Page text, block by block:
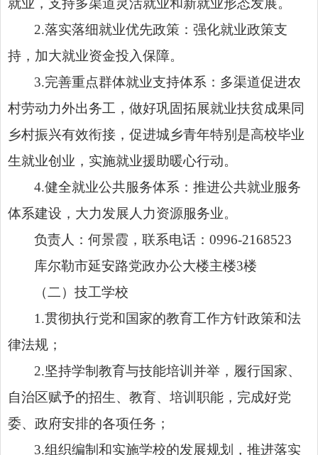
2.落实落细就业优先政策：强化就业政策支
持，加大就业资金投入保障。
3.完善重点群体就业支持体系：多渠道促进农
村劳动力外出务工，做好巩固拓展就业扶贫成果同
乡村振兴有效衔接，促进城乡青年特别是高校毕业
生就业创业，实施就业援助暖心行动。
4.健全就业公共服务体系：推进公共就业服务
体系建设，大力发展人力资源服务业。
负责人：何景霞，联系电话：0996-2168523
库尔勒市延安路党政办公大楼主楼3楼
（二）技工学校
1.贯彻执行党和国家的教育工作方针政策和法
律法规；
2.坚持学制教育与技能培训并举，履行国家、
自治区赋予的招生、教育、培训职能，完成好党
委、政府安排的各项任务；
3.组织编制和实施学校的发展规划，推进落实